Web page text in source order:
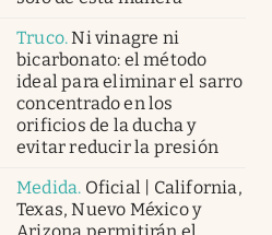
Truco.Ni vinagre ni
bicarbonato: el método
ideal para eliminar el sarro
concentrado en los
orificios de la ducha y
evitar reducir la presión
Medida. Oficial | California,
Texas, Nuevo México y
Arizona permitirán el